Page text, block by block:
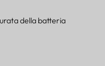
della batteria